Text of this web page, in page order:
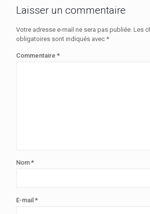
Laisser un commentaire
Votre adresse e-mail ne sera pas publiée. Les
obligatoires sont indiqués avec *
Commentaire *
Nom *
E-mail *